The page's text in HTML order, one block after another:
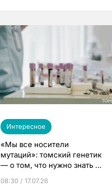
Интересное
«Мы все носители
мутаций»: томский генетик
— о том, что нужно знать до
08:30 / 17.07.26